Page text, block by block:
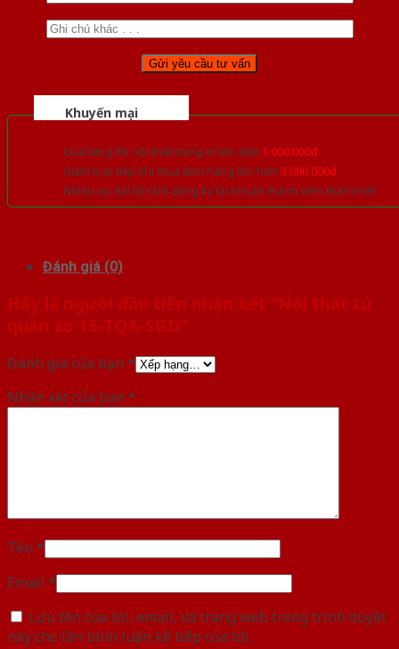
Khuyến mại
Quà tặng đồ nội thất trang trí lên đến 1.000.000đ
Giảm trực tiếp khi mua đơn hàng lớn hơn 3.000.000đ
Nhiều ưu đãi lớn khi đăng ký tài khoản thành viên thân thiết
Đánh giá (0)
Hãy là người đầu tiên nhận xét “Nội thất tủ
quần áo 16-TQA-SGD”
Đánh giá của bạn *
Nhận xét của bạn *
Tên *
Email *
Lưu tên của tôi, email, và trang web trong trình duyệt
này cho lần bình luận kế tiếp của tôi.